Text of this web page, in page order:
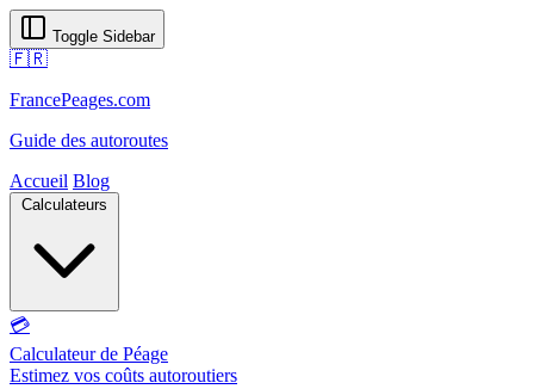
Toggle Sidebar
🇫🇷
FrancePeages.com
Guide des autoroutes
Accueil Blog
Calculateurs
💳
Calculateur de Péage
Estimez vos coûts autoroutiers